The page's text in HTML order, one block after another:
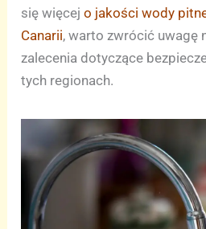
się więcejo jakości wody
Canarii, warto zwrócić uwagę
zalecenia dotyczące
tych regionach.